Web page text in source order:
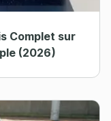
Complet sur
(2026)